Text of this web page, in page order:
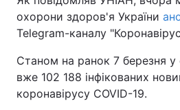
охорони здоров'я України
Telegram-каналу
Станом на ранок 7 березня у
вже 102 188 інфікованих
коронавірусу COVID-19.